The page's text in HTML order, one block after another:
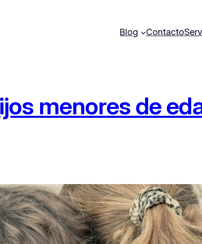
Blog Contacto
menores de